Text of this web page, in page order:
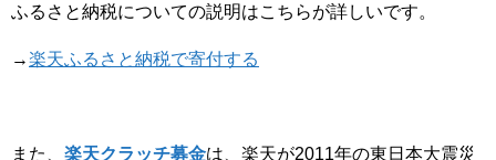
ふるさと納税についての説明はこちらが詳しいです。
→楽天ふるさと納税で寄付する
また、 楽天クラッチ募金は、楽天が2011年の東日本大震災